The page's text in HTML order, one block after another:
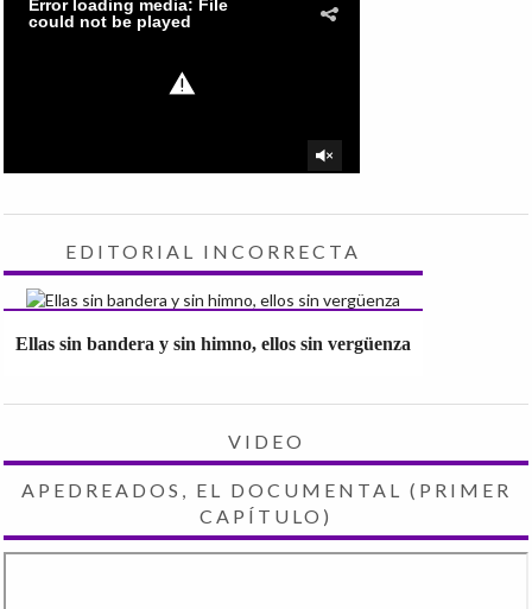
EDITORIAL INCORRECTA
Ellas sin bandera y sin himno, ellos sin vergüenza
VIDEO
APEDREADOS, EL DOCUMENTAL (PRIMER
CAPÍTULO)